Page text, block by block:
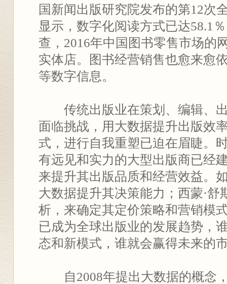
国新闻出版研究院发布的第12次
显示，数字化阅读方式已达58.1
查，2016年中国图书零售市场的
实体店。图书经营销售也愈来愈
等数字信息。
传统出版业在策划、编辑、出
面临挑战，用大数据提升出版效
式，进行自我重塑已迫在眉睫。
有远见和实力的大型出版商已经
来提升其出版品质和经营效益。
大数据提升其决策能力；西蒙·舒
析，来确定其定价策略和营销模
已成为全球出版业的发展趋势，
态和新模式，谁就会赢得未来的
自2008年提出大数据的概念